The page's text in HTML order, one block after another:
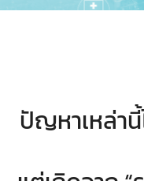
ปัญหาเหล่านี้